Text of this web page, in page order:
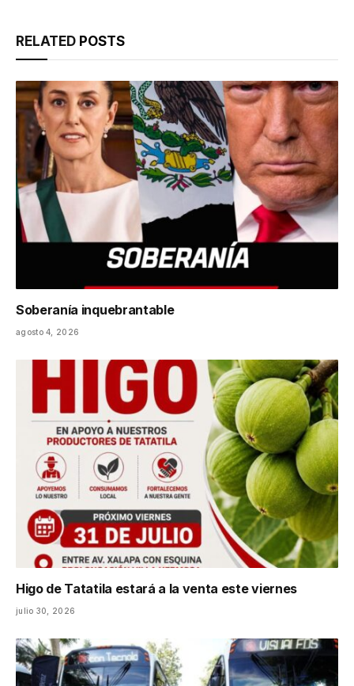
RELATED POSTS
Soberanía inquebrantable
agosto 4, 2026
Higo de Tatatila estará a la venta este viernes
julio 30, 2026